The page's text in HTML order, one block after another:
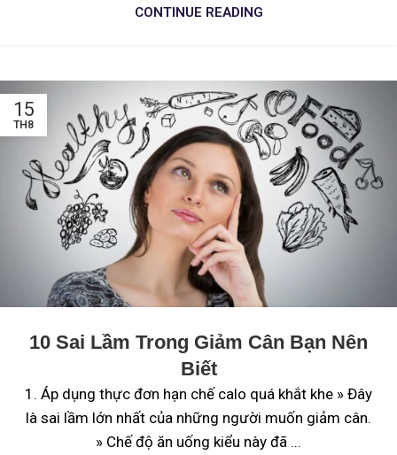
CONTINUE READING
15
TH8
10 Sai Lầm Trong Giảm Cân Bạn Nên
Biết
1. Áp dụng thực đơn hạn chế calo quá khắt khe » Đây
là sai lầm lớn nhất của những người muốn giảm cân.
» Chế độ ăn uống kiểu này đã ...